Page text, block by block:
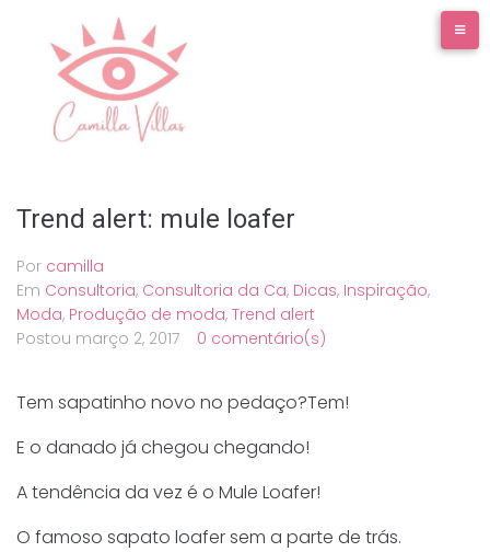
conteúdo
Trend alert: mule loafer
Por camilla
Em Consultoria, Consultoria da Ca, Dicas, Inspiração,
Moda, Produção de moda, Trend alert
Postou março 2, 2017 0 comentário(s)
Tem sapatinho novo no pedaço?Tem!
E o danado já chegou chegando!
A tendência da vez é o Mule Loafer!
O famoso sapato loafer sem a parte de trás.